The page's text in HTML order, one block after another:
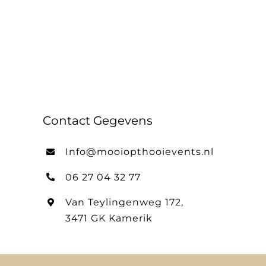
Contact Gegevens
Info@mooiopthooievents.nl
06 27 04 32 77
Van Teylingenweg 172,
3471 GK Kamerik